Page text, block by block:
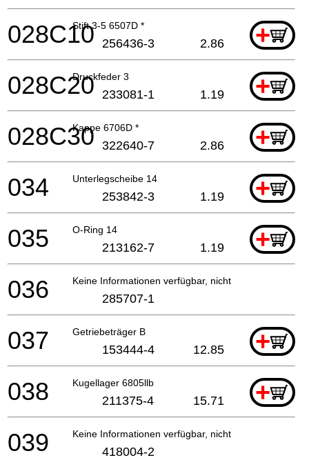
Stift 3-5 6507D * +
028C10 256436-3 2.86
Druckfeder 3 +
028C20 233081-1 1.19
Kappe 6706D * +
028C30 322640-7 2.86
Unterlegscheibe 14 +
034 253842-3 1.19
O-Ring 14 +
035 213162-7 1.19
Keine Informationen verfügbar, nicht bestellbar
036 285707-1
Getriebeträger B +
037 153444-4 12.85
Kugellager 6805llb +
038 211375-4 15.71
Keine Informationen verfügbar, nicht bestellbar
039 418004-2